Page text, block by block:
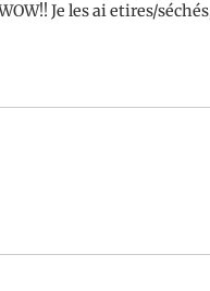
Je les ai etires/